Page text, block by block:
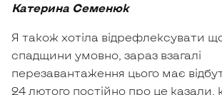
Катерина Семенюк
Я також хотіла відрефлексувати
спадщини умовно, зараз взагалі
перезавантаження цього має
24 лютого постійно про це казали,